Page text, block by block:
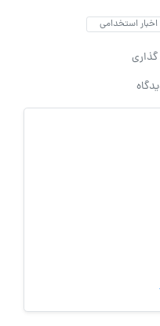
اخبار استخدامی